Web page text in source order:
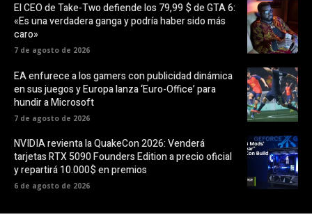
El CEO de Take-Two defiende los 79,99 $ de GTA 6:
«Es una verdadera ganga y podría haber sido más
caro»
7 de agosto de 2026
EA enfurece a los gamers con publicidad dinámica
en sus juegos y Europa lanza ‘Euro-Office’ para
hundir a Microsoft
7 de agosto de 2026
NVIDIA revienta la QuakeCon 2026: Venderá
tarjetas RTX 5090 Founders Edition a precio oficial
y repartirá 10.000$ en premios
6 de agosto de 2026